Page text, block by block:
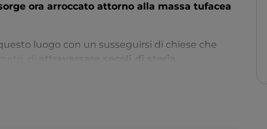
ora arroccato attorno alla massa tufacea
luogo con un susseguirsi di chiese che
attraversare secoli di storia